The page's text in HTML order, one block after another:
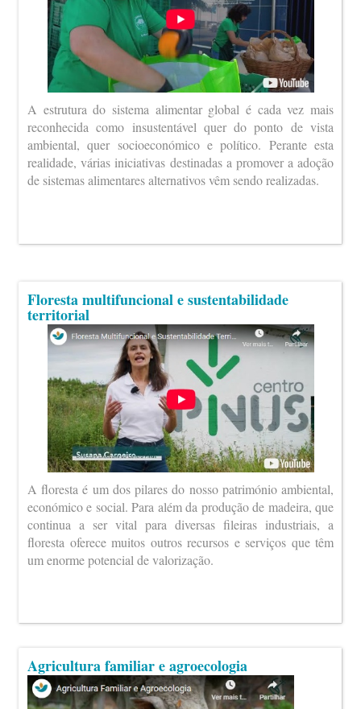
A estrutura do sistema alimentar global é cada vez mais
reconhecida como insustentável quer do ponto de vista
ambiental, quer socioeconómico e político. Perante esta
realidade, várias iniciativas destinadas a promover a adoção
de sistemas alimentares alternativos vêm sendo realizadas.
Floresta multifuncional e sustentabilidade
territorial
A floresta é um dos pilares do nosso património ambiental,
económico e social. Para além da produção de madeira, que
continua a ser vital para diversas fileiras industriais, a
floresta oferece muitos outros recursos e serviços que têm
um enorme potencial de valorização.
Agricultura familiar e agroecologia